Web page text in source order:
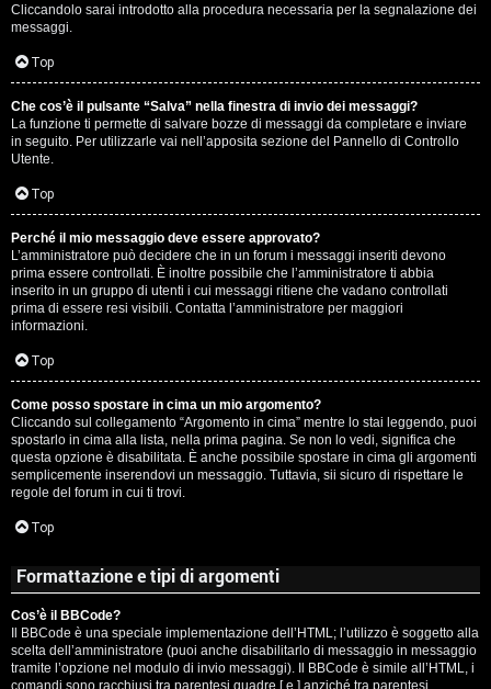
Cliccandolo sarai introdotto alla procedura necessaria per la segnalazione dei
messaggi.
Top
Che cos’è il pulsante “Salva” nella finestra di invio dei messaggi?
La funzione ti permette di salvare bozze di messaggi da completare e inviare
in seguito. Per utilizzarle vai nell’apposita sezione del Pannello di Controllo
Utente.
Top
Perché il mio messaggio deve essere approvato?
L’amministratore può decidere che in un forum i messaggi inseriti devono
prima essere controllati. È inoltre possibile che l’amministratore ti abbia
inserito in un gruppo di utenti i cui messaggi ritiene che vadano controllati
prima di essere resi visibili. Contatta l’amministratore per maggiori
informazioni.
Top
Come posso spostare in cima un mio argomento?
Cliccando sul collegamento “Argomento in cima” mentre lo stai leggendo, puoi
spostarlo in cima alla lista, nella prima pagina. Se non lo vedi, significa che
questa opzione è disabilitata. È anche possibile spostare in cima gli argomenti
semplicemente inserendovi un messaggio. Tuttavia, sii sicuro di rispettare le
regole del forum in cui ti trovi.
Top
Formattazione e tipi di argomenti
Cos’è il BBCode?
Il BBCode è una speciale implementazione dell’HTML; l’utilizzo è soggetto alla
scelta dell’amministratore (puoi anche disabilitarlo di messaggio in messaggio
tramite l’opzione nel modulo di invio messaggi). Il BBCode è simile all’HTML, i
comandi sono racchiusi tra parentesi quadre [ e ] anziché tra parentesi
r
a
t
e
c
o
n
G
i
g
i
D
'
A
g
o
s
t